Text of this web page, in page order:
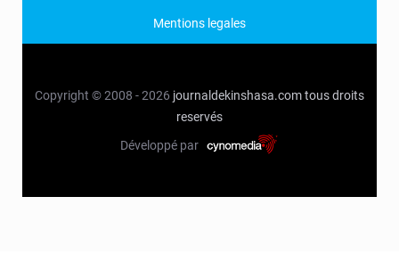
Mentions legales
Copyright © 2008 - 2026 journaldekinshasa.comtous droits
reservés
Développé par